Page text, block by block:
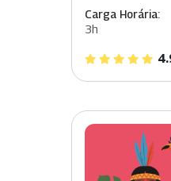
Carga Horária:
3h